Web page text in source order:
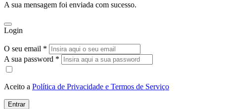
A sua mensagem foi enviada com sucesso.
Login
O seu email *
A sua password *
Aceito a Política de Privacidade e Termos de Serviço
Entrar